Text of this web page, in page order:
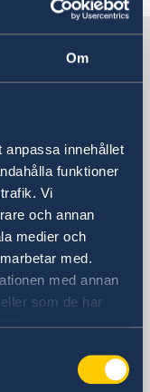
Om
anpassa innehållet
funktioner
Vi
och annan
medier och
med.
med annan
som de har
9639